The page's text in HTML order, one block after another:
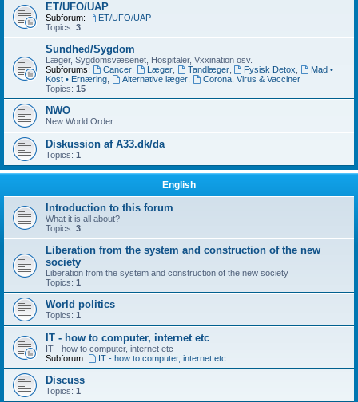
ET/UFO/UAP
Subforum:
ET/UFO/UAP
Topics: 3
Sundhed/Sygdom
Læger, Sygdomsvæsenet, Hospitaler, Vxxination osv.
Subforums:
Cancer, Læger, Tandlæger, Fysisk Detox
Mad •
Kost • Ernæring
Alternative læger,
Corona, Virus & Vacciner
Topics: 15
NWO
New World Order
Diskussion af A33.dk/da
Topics: 1
English
Introduction to this forum
What it is all about?
Topics: 3
Liberation from the system and construction of the new
society
Liberation from the system and construction of the new society
Topics: 1
World politics
Topics: 1
IT - how to computer, internet etc
IT - how to computer, internet etc
Subforum:
IT - how to computer, internet etc
Discuss
Topics: 1